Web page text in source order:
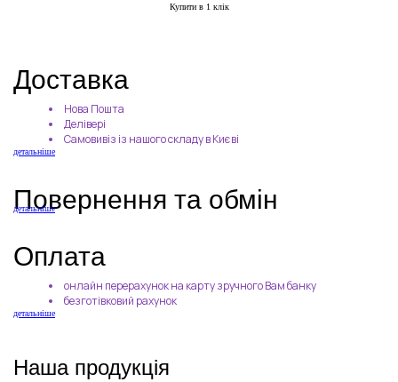
Купити в 1 клік
Доставка
Нова Пошта
Делівері
Самовивіз із нашого складу в Києві
детальніше
Повернення та обмін
детальніше
Оплата
онлайн перерахунок на карту зручного Вам банку
безготівковий рахунок
детальніше
Наша продукція